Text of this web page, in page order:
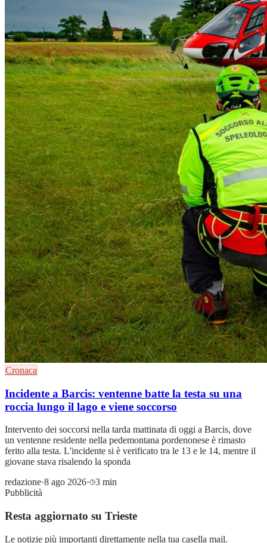
Cronaca
Incidente a Barcis: ventenne batte la testa su una
roccia lungo il lago e viene soccorso
Intervento dei soccorsi nella tarda mattinata di oggi a Barcis, dove
un ventenne residente nella pedemontana pordenonese è rimasto
ferito alla testa. L'incidente si è verificato tra le 13 e le 14, mentre il
giovane stava risalendo la sponda
redazione·8 ago 2026·
3 min
Pubblicità
Resta aggiornato su Trieste
Le notizie più importanti direttamente nella tua casella mail.